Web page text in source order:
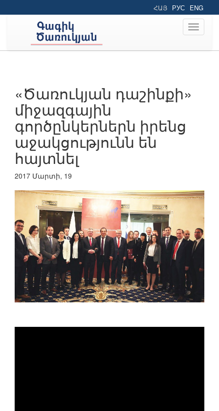
ՀԱՅ РУС ENG
Toggle
«Ծառուկյան դաշինքի»
միջազգային
գործընկերներն իրենց
աջակցությունն են
հայտնել
2017 Մարտի, 19